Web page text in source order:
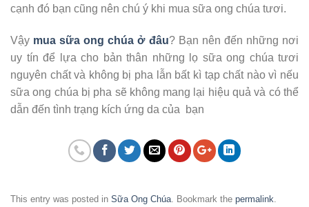
cạnh đó bạn cũng nên chú ý khi mua sữa ong chúa tươi.
Vậy mua sữa ong chúa ở đâu? Bạn nên đến những nơi
uy tín để lựa cho bản thân những lọ sữa ong chúa tươi
nguyên chất và không bị pha lẫn bất kì tạp chất nào vì nếu
sữa ong chúa bị pha sẽ không mang lại hiệu quả và có thể
dẫn đến tình trạng kích ứng da của bạn
This entry was posted in Sữa Ong Chúa . Bookmark the permalink